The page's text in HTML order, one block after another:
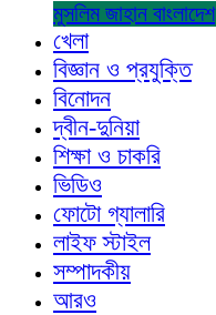
মুসলিম জাহান বাংলাদেশ
খেলা
বিজ্ঞান ও প্রযুক্তি
বিনোদন
দ্বীন-দুনিয়া
শিক্ষা ও চাকরি
ভিডিও
ফোটো গ্যালারি
লাইফ স্টাইল
সম্পাদকীয়
আরও